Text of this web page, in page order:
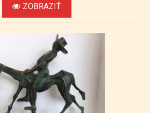
ZOBRAZIŤ